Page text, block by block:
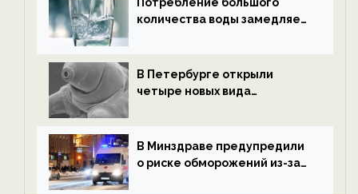
количества воды замедляет
В Петербурге открыли
четыре новых вида
экологии на ECOportal
В Минздраве предупредили
о риске обморожений из-за